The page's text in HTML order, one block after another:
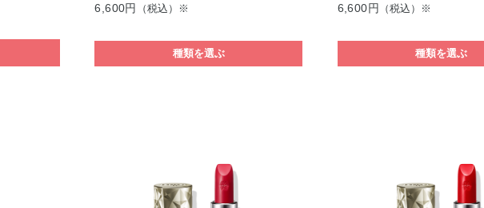
6,600円 （税込）※
種類を選ぶ
6,600円 （税込）※
種類を選ぶ